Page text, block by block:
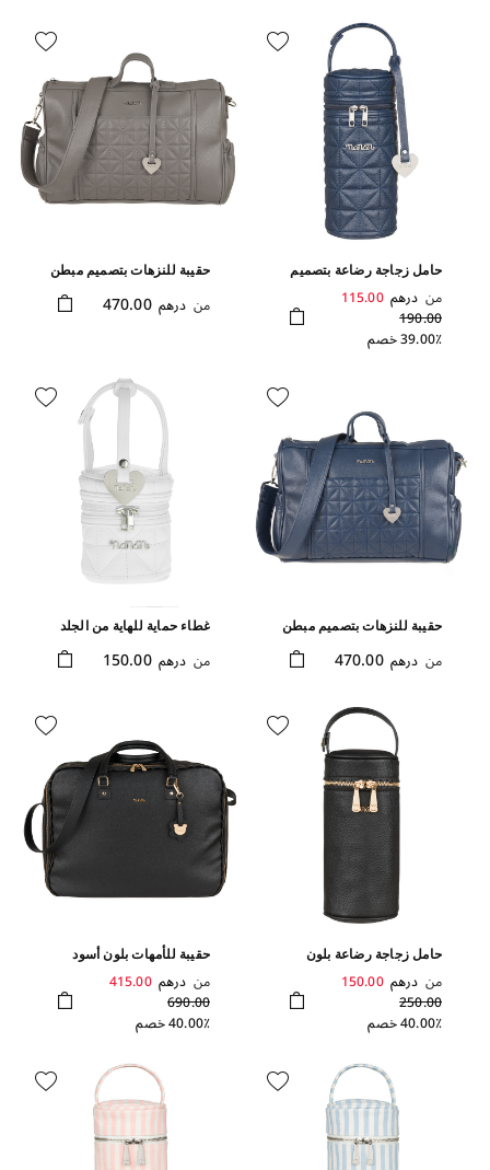
حامل زجاجة رضاعة بتصميم
من درهم 115.00
190.00
39.00٪ خصم
حقيبة للنزهات بتصميم مبطن
من درهم 470.00
حقيبة للنزهات بتصميم مبطن
من درهم 470.00
غطاء حماية للهاية من الجلد
من درهم 150.00
حامل زجاجة رضاعة بلون
من درهم 150.00
250.00
40.00٪ خصم
حقيبة للأمهات بلون أسود
من درهم 415.00
690.00
40.00٪ خصم